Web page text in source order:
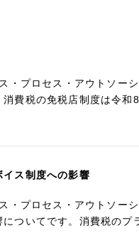
・プロセス・アウトソー
費税の免税店制度は令
ス制度への影響
・プロセス・アウトソー
ついてです。消費税の